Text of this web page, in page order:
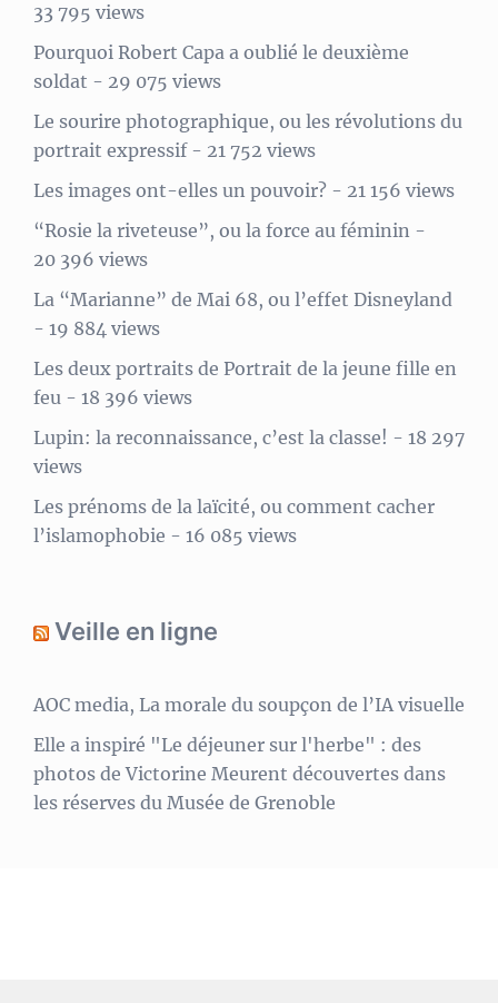
33 795 views
Pourquoi Robert Capa a oublié le deuxième
soldat - 29 075 views
Le sourire photographique, ou les révolutions du
portrait expressif- 21 752 views
Les images ont-elles un pouvoir? - 21 156 views
“Rosie la riveteuse”, ou la force au féminin -
20 396 views
La “Marianne” de Mai 68, ou l’effet Disneyland
- 19 884 views
Les deux portraits de Portrait de la jeune fille en
feu - 18 396 views
Lupin: la reconnaissance, c’est la classe! - 18 297
views
Les prénoms de la laïcité, ou comment cacher
l’islamophobie - 16 085 views
Veille en ligne
AOC media, La morale du soupçon de l’IA visuelle
Elle a inspiré "Le déjeuner sur l'herbe" : des
photos de Victorine Meurent découvertes dans
les réserves du Musée de Grenoble